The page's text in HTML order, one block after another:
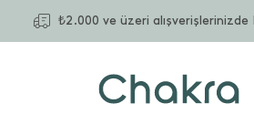
₺2.000 ve üzeri alışverişlerinizde